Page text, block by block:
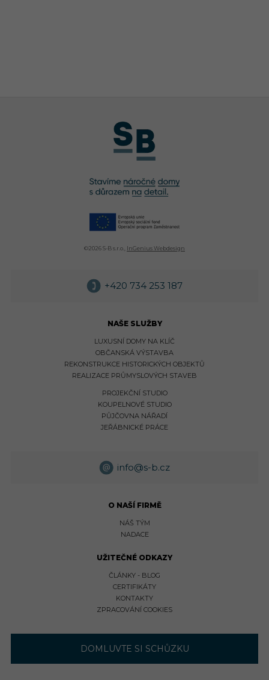
©2026 S-B s.r.o., InGenius Webdesign
+420 734 253 187
NAŠE SLUŽBY
LUXUSNÍ DOMY NA KLÍČ
OBČANSKÁ VÝSTAVBA
REKONSTRUKCE HISTORICKÝCH OBJEKTŮ
REALIZACE PRŮMYSLOVÝCH STAVEB
PROJEKČNÍ STUDIO
KOUPELNOVÉ STUDIO
PŮJČOVNA NÁŘADÍ
JEŘÁBNICKÉ PRÁCE
info@s-b.cz
O NAŠÍ FIRMĚ
NÁŠ TÝM
NADACE
UŽITEČNÉ ODKAZY
ČLÁNKY - BLOG
CERTIFIKÁTY
KONTAKTY
ZPRACOVÁNÍ COOKIES
DOMLUVTE SI SCHŮZKU